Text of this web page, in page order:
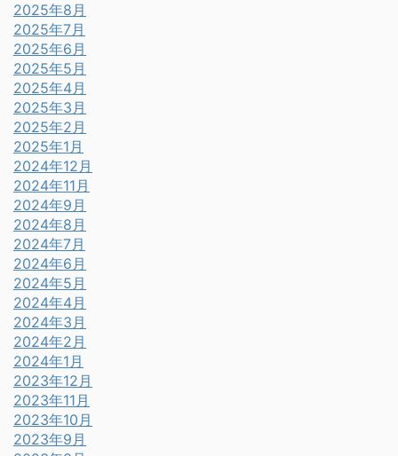
2025年8月
2025年7月
2025年6月
2025年5月
2025年4月
2025年3月
2025年2月
2025年1月
2024年12月
2024年11月
2024年9月
2024年8月
2024年7月
2024年6月
2024年5月
2024年4月
2024年3月
2024年2月
2024年1月
2023年12月
2023年11月
2023年10月
2023年9月